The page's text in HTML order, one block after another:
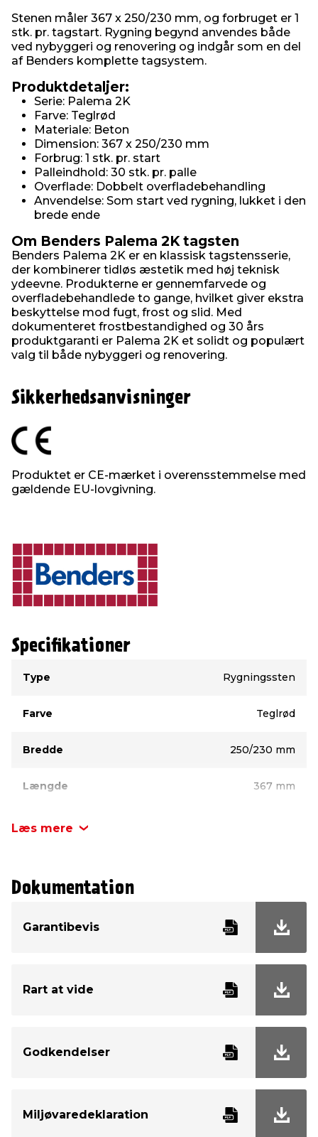
Stenen måler 367 x 250/230 mm, og forbruget er 1
stk. pr. tagstart. Rygning begynd anvendes både
ved nybyggeri og renovering og indgår som en del
af Benders komplette tagsystem.
Produktdetaljer:
Serie: Palema 2K
Farve: Teglrød
Materiale: Beton
Dimension: 367 x 250/230 mm
Forbrug: 1 stk. pr. start
Palleindhold: 30 stk. pr. palle
Overflade: Dobbelt overfladebehandling
Anvendelse: Som start ved rygning, lukket i den
brede ende
Om Benders Palema 2K tagsten
Benders Palema 2K er en klassisk tagstensserie,
der kombinerer tidløs æstetik med høj teknisk
ydeevne. Produkterne er gennemfarvede og
overfladebehandlede to gange, hvilket giver ekstra
beskyttelse mod fugt, frost og slid. Med
dokumenteret frostbestandighed og 30 års
produktgaranti er Palema 2K et solidt og populært
valg til både nybyggeri og renovering.
Sikkerhedsanvisninger
Produktet er CE-mærket i overensstemmelse med
gældende EU-lovgivning.
Specifikationer
Type
Rygningssten
Farve Teglrød
Bredde 250/230 mm
Længde 367 mm
Læs mere
Dokumentation
Garantibevis
Rart at vide
Godkendelser
Miljøvaredeklaration